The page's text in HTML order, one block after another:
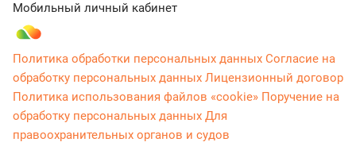
Мобильный личный кабинет
Политика обработки персональных данных Согласие на
обработку персональных данных Лицензионный договор
Политика использования файлов «cookie» Поручение на
обработку персональных данных Для
правоохранительных органов и судов